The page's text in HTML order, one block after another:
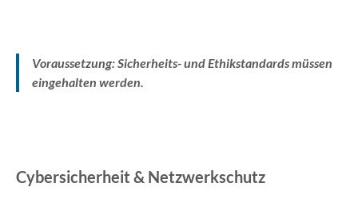
Voraussetzung: Sicherheits- und Ethikstandards müssen
eingehalten werden.
Cybersicherheit & Netzwerkschutz